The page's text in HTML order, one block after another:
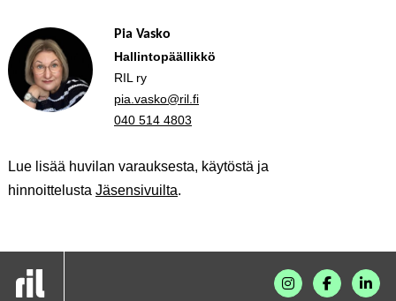
Pia Vasko
Hallintopäällikkö
RIL ry
pia.vasko@ril.fi
040 514 4803
Lue lisää huvilan varauksesta, käytöstä ja
hinnoittelusta Jäsensivuilta.